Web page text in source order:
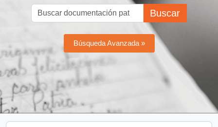
Buscar
Búsqueda Avanzada »